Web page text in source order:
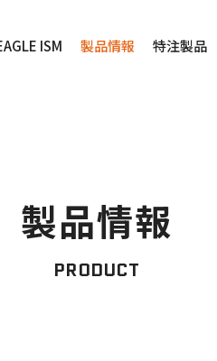
ISM 製品情報 特注製品
製品情報
PRODUCT